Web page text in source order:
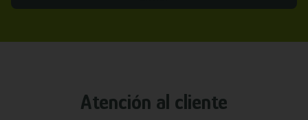
Atención al cliente